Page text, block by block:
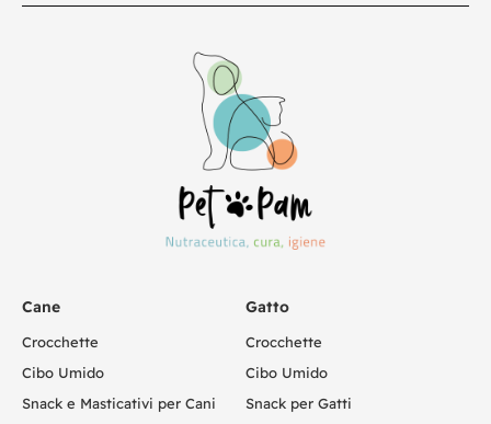
Cane
Crocchette
Cibo Umido
Snack e Masticativi per Cani
Gatto
Crocchette
Cibo Umido
Snack per Gatti